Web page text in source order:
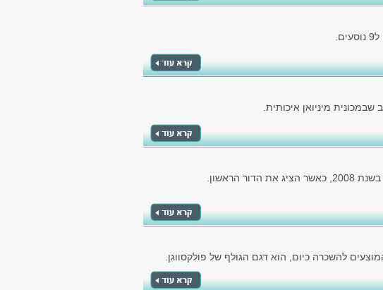
מיניואן איכותית.
הראשון.
להשכרה כיום, הוא דגם הגולף של פולקסווגן.